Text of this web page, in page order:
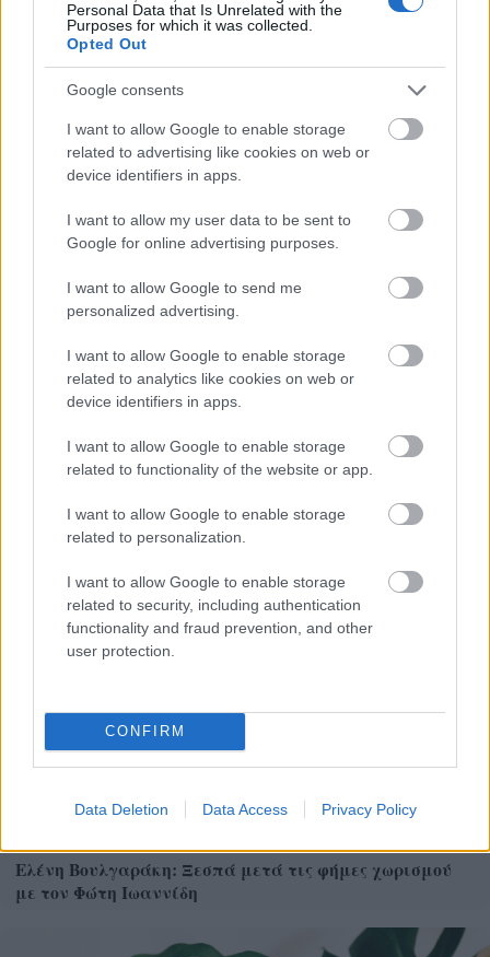
Personal Data that Is Unrelated with the
Purposes for which it was collected.
Opted Out
Google consents
I want to allow Google to enable storage
related to advertising like cookies on web or
device identifiers in apps.
I want to allow my user data to be sent to
Google for online advertising purposes.
I want to allow Google to send me
personalized advertising.
I want to allow Google to enable storage
related to analytics like cookies on web or
device identifiers in apps.
I want to allow Google to enable storage
related to functionality of the website or app.
I want to allow Google to enable storage
related to personalization.
I want to allow Google to enable storage
related to security, including authentication
functionality and fraud prevention, and other
user protection.
CONFIRM
Data Deletion Data Access Privacy Policy
καρπούζι αν δεν κάνεις πρώτα αυτή την κίνηση
Το Matrix επιστρέφει: Πότε βγαίνει η 5η ταινία και η
ταινία έκπληξη της Warner με τον Jim Carrey
Ελένη Βουλγαράκη: Ξεσπά μετά τις φήμες χωρισμού
με τον Φώτη Ιωαννίδη